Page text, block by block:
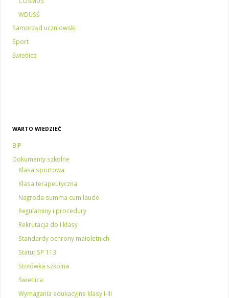
WDUSŚ
Samorząd uczniowski
Sport
Świetlica
WARTO WIEDZIEĆ
BIP
Dokumenty szkolne
Klasa sportowa
Klasa terapeutyczna
Nagroda summa cum laude
Regulaminy i procedury
Rekrutacja do I klasy
Standardy ochrony małoletnich
Statut SP 113
Stołówka szkolna
Świetlica
Wymagania edukacyjne klasy I-III